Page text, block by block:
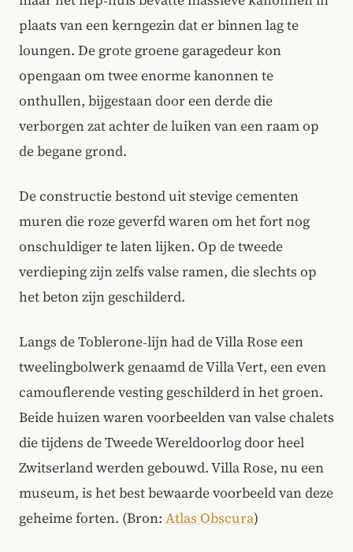
plaats van een kerngezin dat er binnen lag te
loungen. De grote groene garagedeur kon
opengaan om twee enorme kanonnen te
onthullen, bijgestaan door een derde die
verborgen zat achter de luiken van een raam op
de begane grond.
De constructie bestond uit stevige cementen
muren die roze geverfd waren om het fort nog
onschuldiger te laten lijken. Op de tweede
verdieping zijn zelfs valse ramen, die slechts op
het beton zijn geschilderd.
Langs de Toblerone‑lijn had de Villa Rose een
tweelingbolwerk genaamd de Villa Vert, een even
camouflerende vesting geschilderd in het groen.
Beide huizen waren voorbeelden van valse chalets
die tijdens de Tweede Wereldoorlog door heel
Zwitserland werden gebouwd. Villa Rose, nu een
museum, is het best bewaarde voorbeeld van deze
geheime forten. (Bron: Atlas Obscura)